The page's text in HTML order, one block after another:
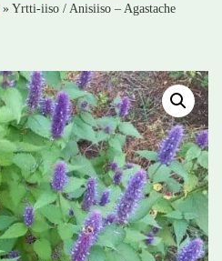
»Yrtti-iiso / Anisiiso – Agastache